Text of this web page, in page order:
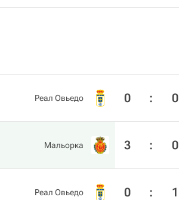
Реал Овьедо 0 : 0
Мальорка 3 : 0
Реал Овьедо 0 : 1